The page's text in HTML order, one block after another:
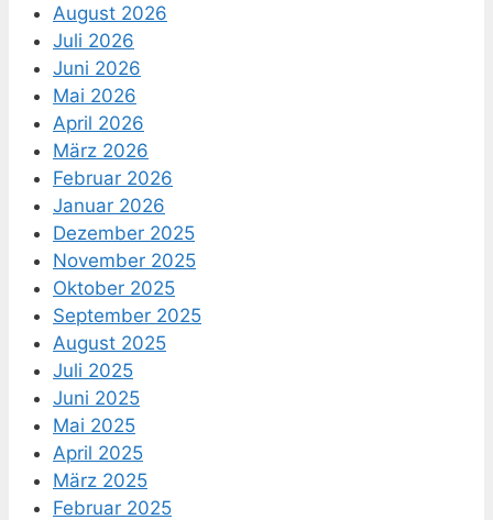
August 2026
Juli 2026
Juni 2026
Mai 2026
April 2026
März 2026
Februar 2026
Januar 2026
Dezember 2025
November 2025
Oktober 2025
September 2025
August 2025
Juli 2025
Juni 2025
Mai 2025
April 2025
März 2025
Februar 2025